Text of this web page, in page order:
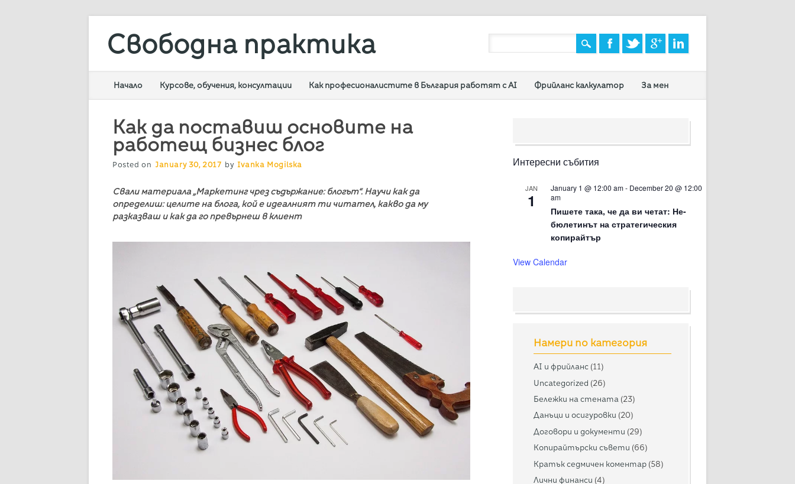
Свободна практика
Main menu
content
Начало Курсове, обучения, консултации Как професионалистите в България работят с AI Фрийланс калкулатор За мен
Как да поставиш основите на
работещ бизнес блог
Posted on January 30, 2017 by Ivanka Mogilska
Свали материала „Маркетинг чрез съдържание: блогът“. Научи как да
определиш: целите на блога, кой е идеалният ти читател, какво да му
разказваш и как да го превърнеш в клиент
Интересни събития
JAN
1
January 1 @ 12:00 am- December 20 @ 12:00
am
Пишете така, че да ви четат: Не-
бюлетинът на стратегическия
копирайтър
View Calendar
Намери по категория
AI и фрийланс (11)
Uncategorized (26)
Бележки на стената (23)
Данъци и осигуровки (20)
Договори и документи (29)
Копирайтърски съвети (66)
Кратък седмичен коментар (58)
Лични финанси (4)